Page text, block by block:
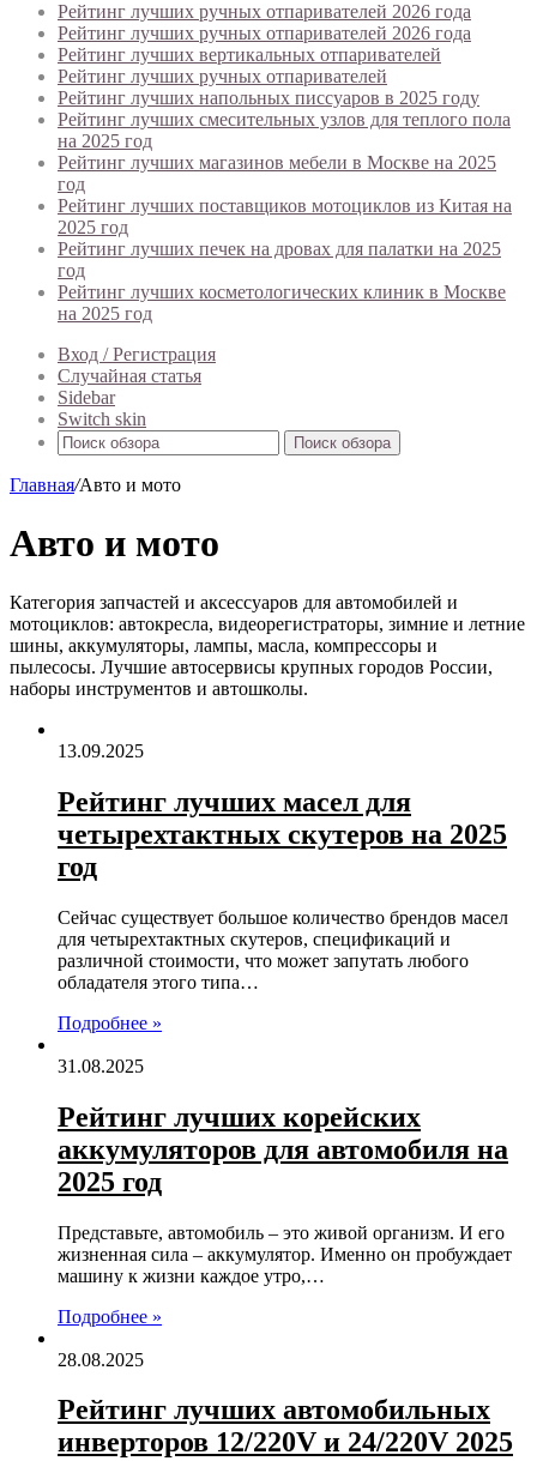
Рейтинг лучших ручных отпаривателей 2026 года
Рейтинг лучших ручных отпаривателей 2026 года
Рейтинг лучших вертикальных отпаривателей
Рейтинг лучших ручных отпаривателей
Рейтинг лучших напольных писсуаров в 2025 году
Рейтинг лучших смесительных узлов для теплого пола
на 2025 год
Рейтинг лучших магазинов мебели в Москве на 2025
год
Рейтинг лучших поставщиков мотоциклов из Китая на
2025 год
Рейтинг лучших печек на дровах для палатки на 2025
год
Рейтинг лучших косметологических клиник в Москве
на 2025 год
Вход / Регистрация
Случайная статья
Sidebar
Switch skin
Поиск обзора
Главная/Авто и мото
Авто и мото
Категория запчастей и аксессуаров для автомобилей и
мотоциклов: автокресла, видеорегистраторы, зимние и летние
шины, аккумуляторы, лампы, масла, компрессоры и
пылесосы. Лучшие автосервисы крупных городов России,
наборы инструментов и автошколы.
13.09.2025
Рейтинг лучших масел для
четырехтактных скутеров на 2025
год
Сейчас существует большое количество брендов масел
для четырехтактных скутеров, спецификаций и
различной стоимости, что может запутать любого
обладателя этого типа…
Подробнее »
31.08.2025
Рейтинг лучших корейских
аккумуляторов для автомобиля на
2025 год
Представьте, автомобиль – это живой организм. И его
жизненная сила – аккумулятор. Именно он пробуждает
машину к жизни каждое утро,…
Подробнее »
28.08.2025
Рейтинг лучших автомобильных
инверторов 12/220V и 24/220V 2025